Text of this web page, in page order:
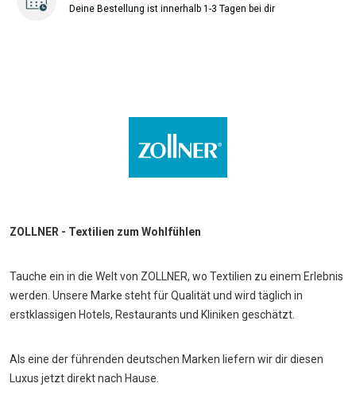
Deine Bestellung ist innerhalb 1-3 Tagen bei dir
ZOLLNER - Textilien zum Wohlfühlen
Tauche ein in die Welt von ZOLLNER, wo Textilien zu einem Erlebnis
werden. Unsere Marke steht für Qualität und wird täglich in
erstklassigen Hotels, Restaurants und Kliniken geschätzt.
Als eine der führenden deutschen Marken liefern wir dir diesen
Luxus jetzt direkt nach Hause.